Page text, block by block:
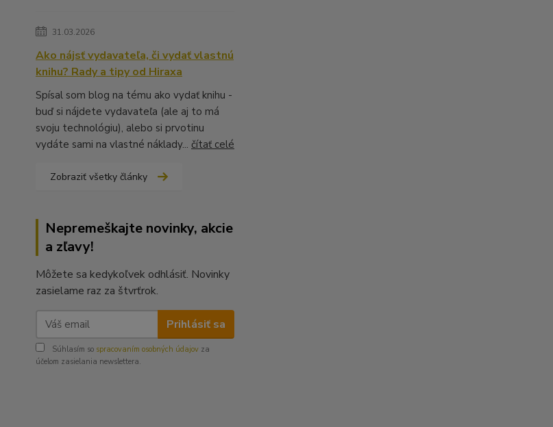
31.03.2026
Ako nájsť vydavateľa, či vydať vlastnú
knihu? Rady a tipy od Hiraxa
Spísal som blog na tému ako vydať knihu -
buď si nájdete vydavateľa (ale aj to má
svoju technológiu), alebo si prvotinu
vydáte sami na vlastné náklady... čítať celé
Zobraziť všetky články
Nepremeškajte novinky, akcie
a zľavy!
Môžete sa kedykoľvek odhlásiť. Novinky
zasielame raz za štvrťrok.
Prihlásiť sa
Súhlasím so spracovaním osobných údajov za
účelom zasielania newslettera.